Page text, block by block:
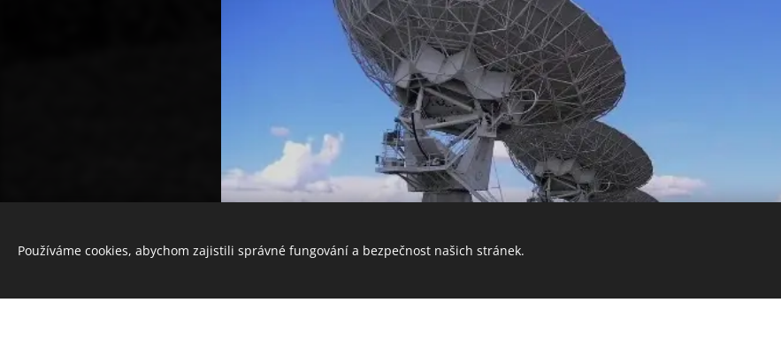
Používáme cookies, abychom zajistili správné fungování a bezpečnost našich stránek.